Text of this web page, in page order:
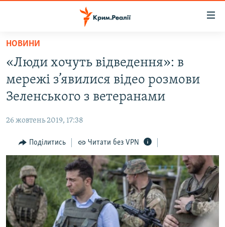
Перейти
основного
матеріалу
Перейти
до
основної
Перейти
до
пошуку
ВОДА.КРИМ
ВІДЕО ТА ФОТО
БЛОГИ
ПОГЛЯД
ІНТЕРВ'Ю
ВСЕ ЗА ДЕНЬ
СПЕЦПРОЕКТИ
ДЕПОРТАЦІЯ
ЯК ОБІЙТИ БЛОКУВАННЯ
НОВИНИ
«Люди хочуть відведення»: в
мережі з’явилися відео розмови
Зеленського з ветеранами
26 жовтень 2019, 17:38
Поділитись Читати без VPN